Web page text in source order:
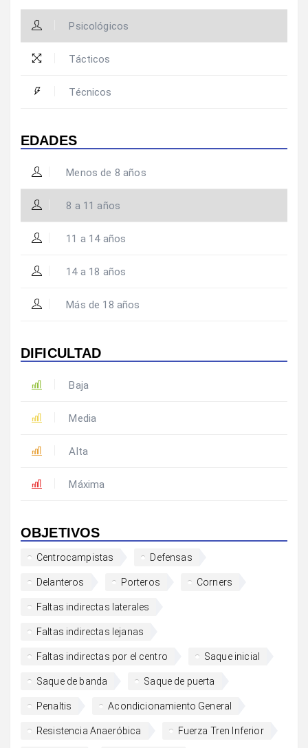
Psicológicos
Tácticos
Técnicos
EDADES
Menos de 8 años
8 a 11 años
11 a 14 años
14 a 18 años
Más de 18 años
DIFICULTAD
Baja
Media
Alta
Máxima
OBJETIVOS
Centrocampistas Defensas
Delanteros Porteros Corners
Faltas indirectas laterales
Faltas indirectas lejanas
Faltas indirectas por el centro Saque inicial
Saque de banda Saque de puerta
Penaltis Acondicionamiento General
Resistencia Anaeróbica Fuerza Tren Inferior